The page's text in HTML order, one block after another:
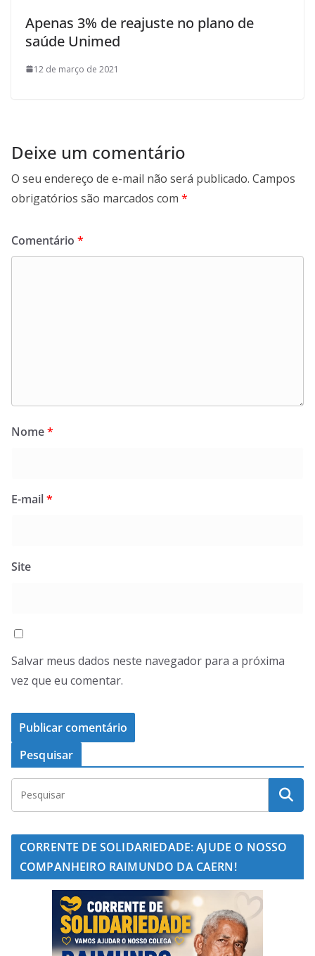
Apenas 3% de reajuste no plano de
saúde Unimed
12 de março de 2021
Deixe um comentário
O seu endereço de e-mail não será publicado. Campos
obrigatórios são marcados com *
Comentário *
Nome*
E-mail*
Site
Salvar meus dados neste navegador para a próxima
vez que eu comentar.
Pesquisar
CORRENTE DE SOLIDARIEDADE: AJUDE O NOSSO
COMPANHEIRO RAIMUNDO DA CAERN!